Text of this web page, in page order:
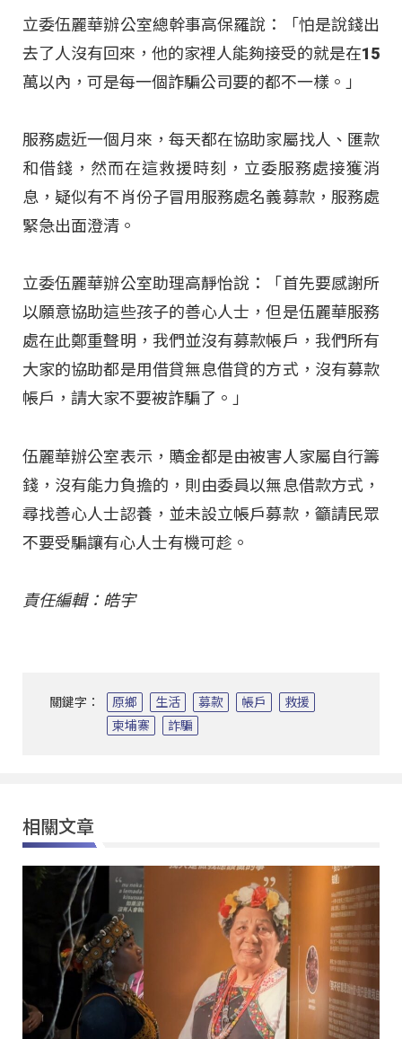
立委伍麗華辦公室總幹事高保羅說：「怕是說錢出
去了人沒有回來，他的家裡人能夠接受的就是在15
萬以內，可是每一個詐騙公司要的都不一樣。」
服務處近一個月來，每天都在協助家屬找人、匯款
和借錢，然而在這救援時刻，立委服務處接獲消
息，疑似有不肖份子冒用服務處名義募款，服務處
緊急出面澄清。
立委伍麗華辦公室助理高靜怡說：「首先要感謝所
以願意協助這些孩子的善心人士，但是伍麗華服務
處在此鄭重聲明，我們並沒有募款帳戶，我們所有
大家的協助都是用借貸無息借貸的方式，沒有募款
帳戶，請大家不要被詐騙了。」
伍麗華辦公室表示，贖金都是由被害人家屬自行籌
錢，沒有能力負擔的，則由委員以無息借款方式，
尋找善心人士認養，並未設立帳戶募款，籲請民眾
不要受騙讓有心人士有機可趁。
責任編輯：皓宇
關鍵字： 原鄉 生活 募款 帳戶
救援
柬埔寨
詐騙
相關文章